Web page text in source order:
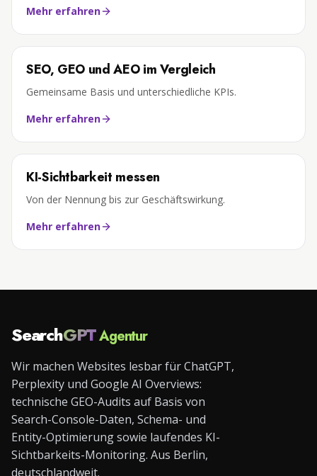
Mehr erfahren
SEO, GEO und AEO im Vergleich
Gemeinsame Basis und unterschiedliche KPIs.
Mehr erfahren
KI-Sichtbarkeit messen
Von der Nennung bis zur Geschäftswirkung.
Mehr erfahren
SearchGPTAgentur
Wir machen Websites lesbar für ChatGPT,
Perplexity und Google AI Overviews:
technische GEO-Audits auf Basis von
Search-Console-Daten, Schema- und
Entity-Optimierung sowie laufendes KI-
Sichtbarkeits-Monitoring. Aus Berlin,
deutschlandweit.